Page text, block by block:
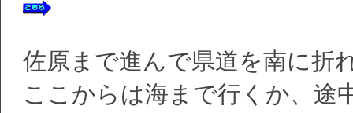
佐原まで進んで県道を南に折
ここからは海まで行くか、途